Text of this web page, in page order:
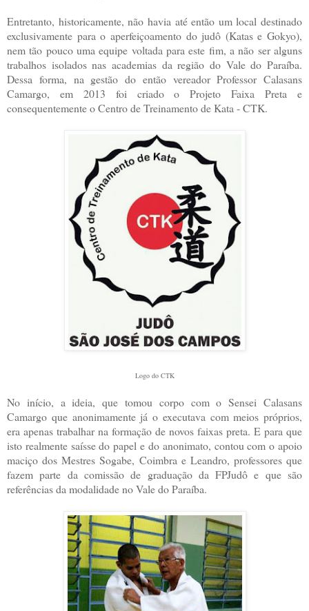
Entretanto, historicamente, não havia até então um local destinado
exclusivamente para o aperfeiçoamento do judô (Katas e Gokyo),
nem tão pouco uma equipe voltada para este fim, a não ser alguns
trabalhos isolados nas academias da região do Vale do Paraíba.
Dessa forma, na gestão do então vereador Professor Calasans
Camargo, em 2013 foi criado o Projeto Faixa Preta e
consequentemente o Centro de Treinamento de Kata - CTK.
Logo do CTK
No início, a ideia, que tomou corpo com o Sensei Calasans
Camargo que anonimamente já o executava com meios próprios,
era apenas trabalhar na formação de novos faixas preta. E para que
isto realmente saísse do papel e do anonimato, contou com o apoio
maciço dos Mestres Sogabe, Coimbra e Leandro, professores que
fazem parte da comissão de graduação da FPJudô e que são
referências da modalidade no Vale do Paraíba.